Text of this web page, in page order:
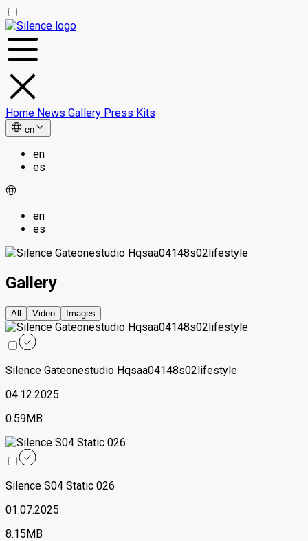
Home News Gallery Press Kits
en
en
es
en
es
Gallery
All Video Images
Silence Gateonestudio Hqsaa04148s02lifestyle
04.12.2025
0.59MB
Silence S04 Static 026
01.07.2025
8.15MB